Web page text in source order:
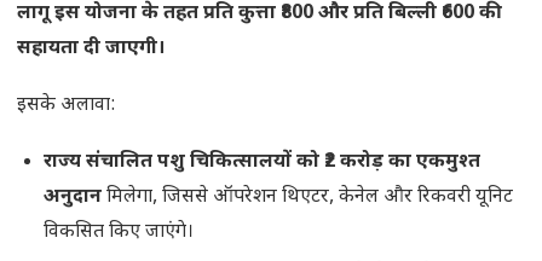
लागू इस योजना के तहत प्रति कुत्ता ₹800 और प्रति बिल्ली ₹600 की
सहायता दी जाएगी।
इसके अलावा:
राज्य संचालित पशु चिकित्सालयों को ₹2 करोड़ का एकमुश्त
अनुदानमिलेगा, जिससे ऑपरेशन थिएटर, केनेल और रिकवरी यूनिट
विकसित किए जाएंगे।